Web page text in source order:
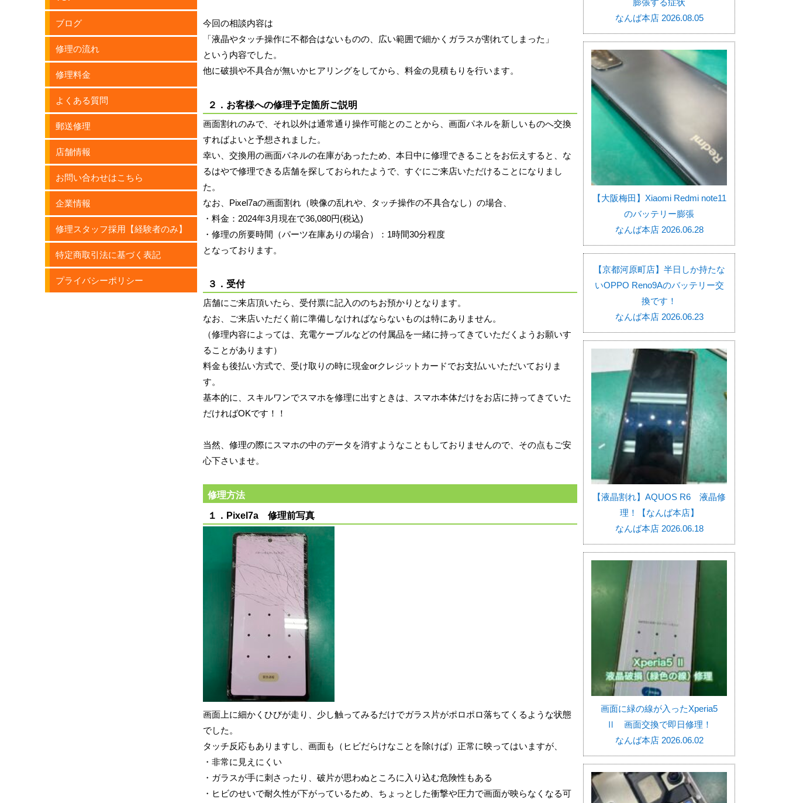
ブログ
修理の流れ
修理料金
よくある質問
郵送修理
店舗情報
お問い合わせはこちら
企業情報
修理スタッフ採用【経験者のみ】
特定商取引法に基づく表記
プライバシーポリシー
今回の相談内容は
「液晶やタッチ操作に不都合はないものの、広い範囲で細かくガラスが割れてしまった」
という内容でした。
他に破損や不具合が無いかヒアリングをしてから、料金の見積もりを行います。
２．お客様への修理予定箇所ご説明
画面割れのみで、それ以外は通常通り操作可能とのことから、画面パネルを新しいものへ交換
すればよいと予想されました。
幸い、交換用の画面パネルの在庫があったため、本日中に修理できることをお伝えすると、な
るはやで修理できる店舗を探しておられたようで、すぐにご来店いただけることになりまし
た。
なお、Pixel7aの画面割れ（映像の乱れや、タッチ操作の不具合なし）の場合、
・料金：2024年3月現在で36,080円(税込)
・修理の所要時間（パーツ在庫ありの場合）：1時間30分程度
となっております。
３．受付
店舗にご来店頂いたら、受付票に記入ののちお預かりとなります。
なお、ご来店いただく前に準備しなければならないものは特にありません。
（修理内容によっては、充電ケーブルなどの付属品を一緒に持ってきていただくようお願いす
ることがあります）
料金も後払い方式で、受け取りの時に現金orクレジットカードでお支払いいただいておりま
す。
基本的に、スキルワンでスマホを修理に出すときは、スマホ本体だけをお店に持ってきていた
だければOKです！！
当然、修理の際にスマホの中のデータを消すようなこともしておりませんので、その点もご安
心下さいませ。
修理方法
１．Pixel7a 修理前写真
画面上に細かくひびが走り、少し触ってみるだけでガラス片がポロポロ落ちてくるような状態
でした。
タッチ反応もありますし、画面も（ヒビだらけなことを除けば）正常に映ってはいますが、
・非常に見えにくい
・ガラスが手に刺さったり、破片が思わぬところに入り込む危険性もある
・ヒビのせいで耐久性が下がっているため、ちょっとした衝撃や圧力で画面が映らなくなる可
なんば本店 2026.08.05
【大阪梅田】Xiaomi Redmi note11
のバッテリー膨張
なんば本店 2026.06.28
【京都河原町店】半日しか持たな
いOPPO Reno9Aのバッテリー交
換です！
なんば本店 2026.06.23
【液晶割れ】AQUOS R6 液晶修
理！【なんば本店】
なんば本店 2026.06.18
画面に緑の線が入ったXperia5
Ⅱ 画面交換で即日修理！
なんば本店 2026.06.02